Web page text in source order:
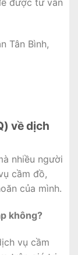
Tân Bình,
về dịch
nhiều người
cầm đồ,
của mình.
không?
vụ cầm